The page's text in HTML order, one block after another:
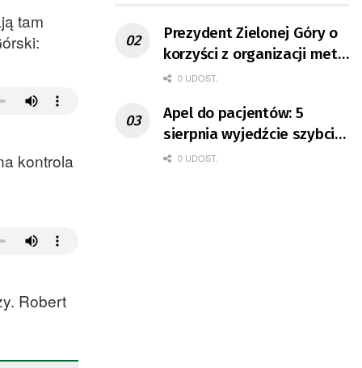
tam
kontrola
Robert
Prezydent Zielonej Góry o
korzyści z organizacji mety
Tour de Pologne
0 UDOST.
Apel do pacjentów: 5
sierpnia wyjedźcie szybciej
z domów
0 UDOST.